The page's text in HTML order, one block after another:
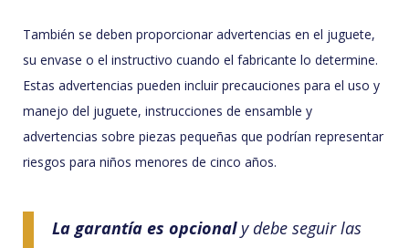
También se deben proporcionar advertencias en el juguete,
su envase o el instructivo cuando el fabricante lo determine.
Estas advertencias pueden incluir precauciones para el uso y
manejo del juguete, instrucciones de ensamble y
advertencias sobre piezas pequeñas que podrían representar
riesgos para niños menores de cinco años.
La garantía es opcionaly debe seguir las